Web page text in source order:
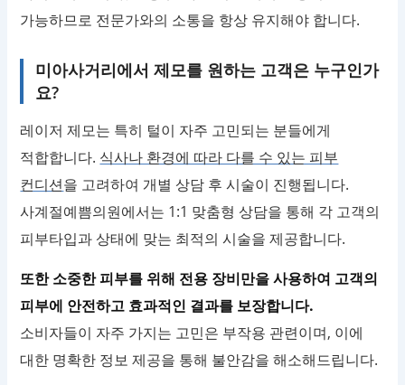
가능하므로 전문가와의 소통을 항상 유지해야 합니다.
미아사거리에서 제모를 원하는 고객은 누구인가
요?
레이저 제모는 특히 털이 자주 고민되는 분들에게
적합합니다. 식사나 환경에 따라 다를 수 있는 피부
컨디션을 고려하여 개별 상담 후 시술이 진행됩니다.
사계절예쁨의원에서는 1:1 맞춤형 상담을 통해 각 고객의
피부타입과 상태에 맞는 최적의 시술을 제공합니다.
또한 소중한 피부를 위해 전용 장비만을 사용하여 고객의
피부에 안전하고 효과적인 결과를 보장합니다.
소비자들이 자주 가지는 고민은 부작용 관련이며, 이에
대한 명확한 정보 제공을 통해 불안감을 해소해드립니다.